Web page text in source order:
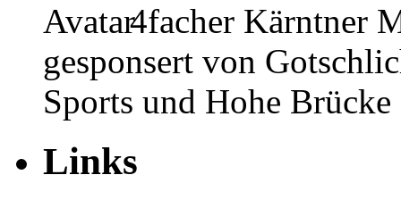
4facher Kärntner
gesponsert von
Sports und Hohe
Links